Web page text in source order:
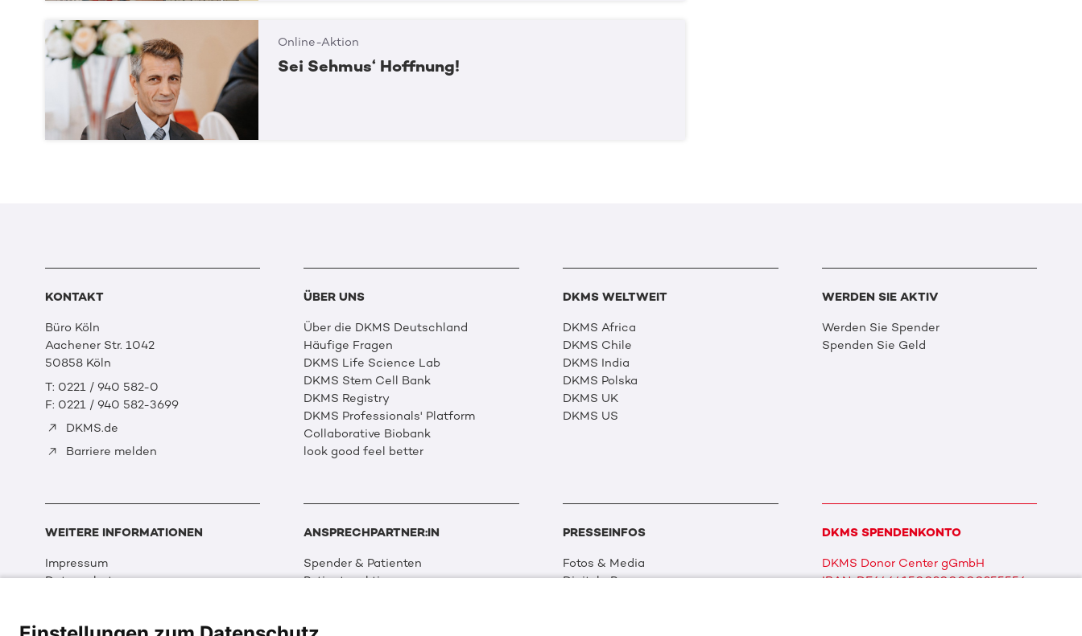
Online-Aktion
Sei Sehmus‘ Hoffnung!
KONTAKT
Büro Köln
Aachener Str. 1042
50858 Köln
T: 0221 / 940 582-0
F: 0221 / 940 582-3699
DKMS.de
Barriere melden
ÜBER UNS
Über die DKMS Deutschland
Häufige Fragen
DKMS Life Science Lab
DKMS Stem Cell Bank
DKMS Registry
DKMS Professionals' Platform
Collaborative Biobank
look good feel better
DKMS WELTWEIT
DKMS Africa
DKMS Chile
DKMS India
DKMS Polska
DKMS UK
DKMS US
WERDEN SIE AKTIV
Werden Sie Spender
Spenden Sie Geld
WEITERE INFORMATIONEN
Impressum
Datenschutz
ANSPRECHPARTNER:IN
Spender & Patienten
Patientenaktionen
PRESSEINFOS
Fotos & Media
Digitale Pressemappen
DKMS SPENDENKONTO
DKMS Donor Center gGmbH
IBAN: DE64641500200000255556